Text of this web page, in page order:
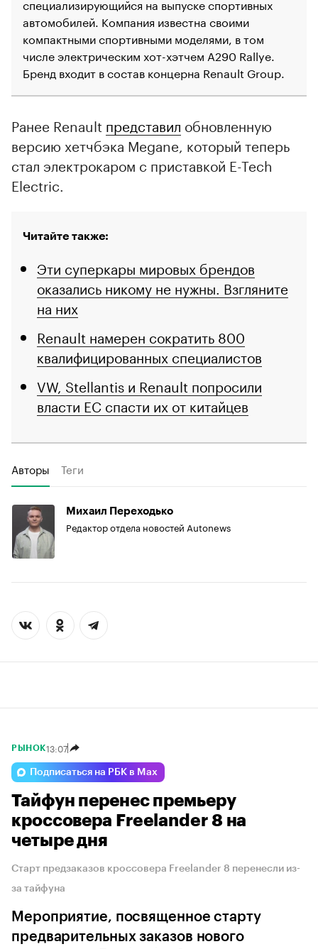
специализирующийся на выпуске спортивных
автомобилей. Компания известна своими
компактными спортивными моделями, в том
числе электрическим хот-хэтчем A290 Rallye.
Бренд входит в состав концерна Renault Group.
Ранее Renault представил обновленную
версию хетчбэка Megane, который теперь
стал электрокаром с приставкой E-Tech
Electric.
Читайте также:
Эти суперкары мировых брендов
оказались никому не нужны. Взгляните
на них
Renault намерен сократить 800
квалифицированных специалистов
VW, Stellantis и Renault попросили
власти ЕС спасти их от китайцев
Авторы Теги
Михаил Переходько
Редактор отдела новостей Autonews
РЫНОК13:07
Подписаться на РБК в Max
Тайфун перенес премьеру
кроссовера Freelander 8 на
четыре дня
Старт предзаказов кроссовера Freelander 8 перенесли из-
за тайфуна
Мероприятие, посвященное старту
предварительных заказов нового